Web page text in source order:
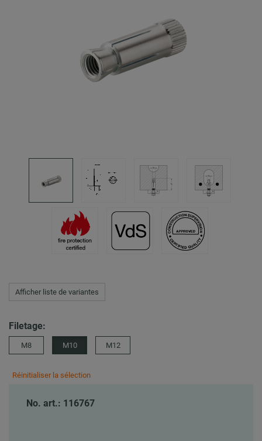
Afficher liste de variantes
Filetage:
M8 M10 M12
Réinitialiser la sélection
No. art.: 116767